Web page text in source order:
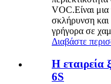
VOC.Είναι
σκλήρυνση και
γρήγορα σε
Διαβάστε
Η εταιρεία
6S